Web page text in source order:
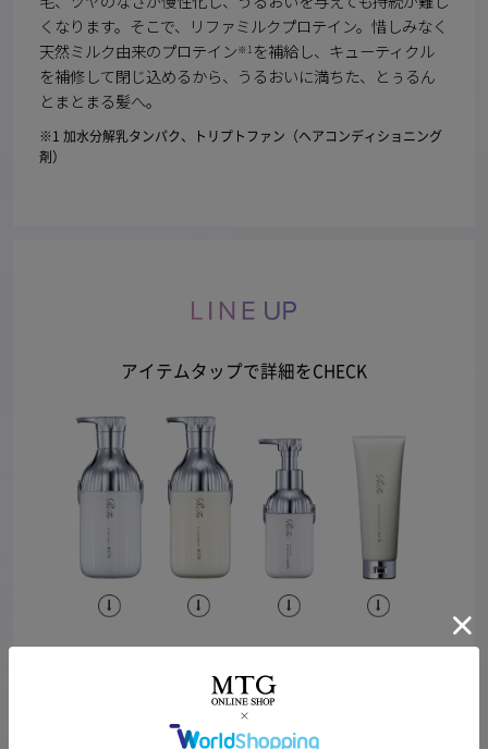
くなります。そこで、リファミルクプロテイン。惜しみなく
天然ミルク由来のプロテイン※1 を補給し、キューティクル
を補修して閉じ込めるから、うるおいに満ちた、とぅるん
とまとまる髪へ。
※1 加水分解乳タンパク、トリプトファン（ヘアコンディショニング
剤）
アイテムタップで詳細をCHECK